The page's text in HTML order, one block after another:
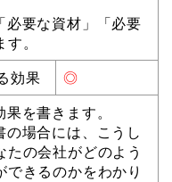
要な資材」「必要
。
効果
◎
を書きます。
場合には、こうし
の会社がどのよう
きるのかをわかり